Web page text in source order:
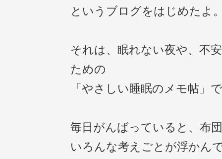
というブログをはじめたよ
それは、眠れない夜や、不
ための
「やさしい睡眠のメモ帖」
毎日がんばっていると、布
いろんな考えごとが浮かん